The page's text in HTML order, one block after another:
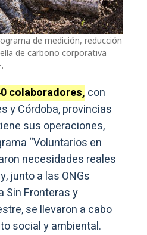
de medición, reducción
de carbono corporativa
colaboradores, con
y Córdoba, provincias
sus operaciones,
“Voluntarios en
necesidades reales
junto a las ONGs
Sin Fronteras y
se llevaron a cabo
social y ambiental.